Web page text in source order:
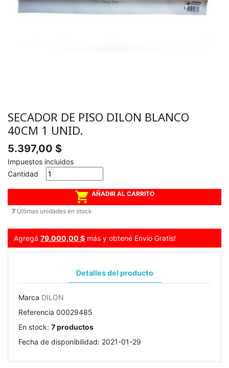
SECADOR DE PISO DILON BLANCO
40CM 1 UNID.
5.397,00 $
Impuestos incluidos
Cantidad
 AÑADIR AL CARRITO
7 Últimas unidades en stock
Agregá 79.000,00 $ más y obtené Envío Gratis!
Detalles del producto
Marca DILON
Referencia 00029485
En stock: 7 productos
Fecha de disponibilidad: 2021-01-29